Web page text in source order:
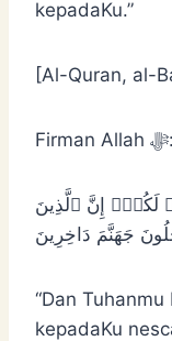
kepadaKu.”
[Al-Quran, al-
Firman Allah ﷻ:
لَكُمۡۚ إِنَّ ٱلَّذِينَ
“Dan
kepadaKu